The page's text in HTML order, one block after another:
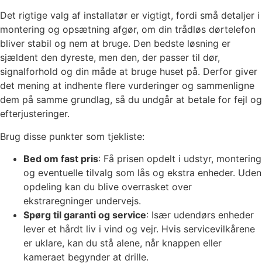
Det rigtige valg af installatør er vigtigt, fordi små detaljer i
montering og opsætning afgør, om din trådløs dørtelefon
bliver stabil og nem at bruge. Den bedste løsning er
sjældent den dyreste, men den, der passer til dør,
signalforhold og din måde at bruge huset på. Derfor giver
det mening at indhente flere vurderinger og sammenligne
dem på samme grundlag, så du undgår at betale for fejl og
efterjusteringer.
Brug disse punkter som tjekliste:
Bed om fast pris: Få prisen opdelt i udstyr, montering
og eventuelle tilvalg som lås og ekstra enheder. Uden
opdeling kan du blive overrasket over
ekstraregninger undervejs.
Spørg til garanti og service: Især udendørs enheder
lever et hårdt liv i vind og vejr. Hvis servicevilkårene
er uklare, kan du stå alene, når knappen eller
kameraet begynder at drille.